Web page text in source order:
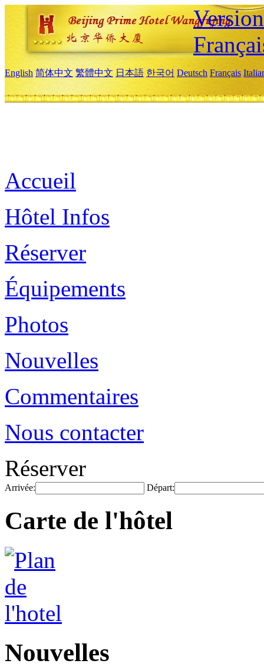
English 简体中文 繁體中文 日本語 한국어 Deutsch Français
Accueil
Hôtel Infos
Réserver
Équipements
Photos
Nouvelles
Commentaires
Nous contacter
Réserver
Arrivée: Départ:
Carte de l'hôtel
Nouvelles